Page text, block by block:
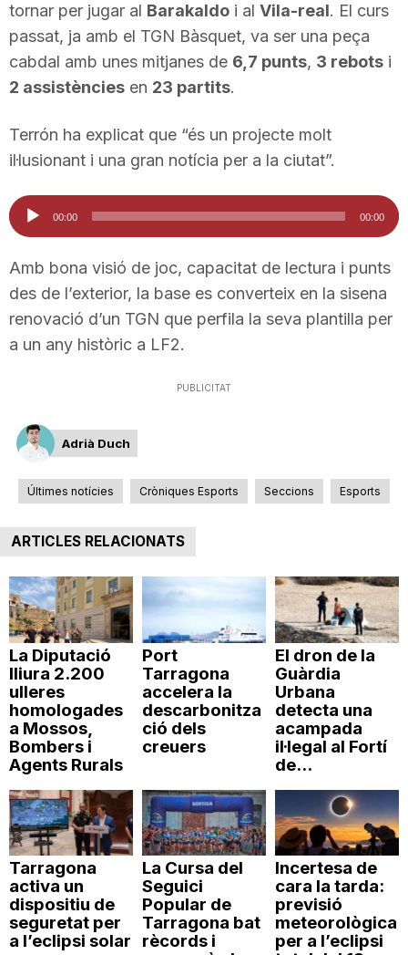
g
n
a
tornar per jugar al Barakaldo i al Vila-real. El curs
passat, ja amb el TGN Bàsquet, va ser una peça
cabdal amb unes mitjanes de 6,7 punts, 3 rebots i
2 assistències en 23 partits.
Terrón ha explicat que “és un projecte molt
il·lusionant i una gran notícia per a la ciutat”.
Reproductor
d'àudio
00:00 00:00
Amb bona visió de joc, capacitat de lectura i punts
des de l’exterior, la base es converteix en la sisena
renovació d’un TGN que perfila la seva plantilla per
a un any històric a LF2.
PUBLICITAT
Adrià Duch
Últimes notícies Cròniques Esports Seccions Esports
ARTICLES RELACIONATS
La Diputació
lliura 2.200
ulleres
homologades
a Mossos,
Bombers i
Agents Rurals
Port
Tarragona
accelera la
descarbonitza
ció dels
creuers
El dron de la
Guàrdia
Urbana
detecta una
acampada
il·legal al Fortí
de...
Tarragona
activa un
dispositiu de
seguretat per
a l’eclipsi solar
La Cursa del
Seguici
Popular de
Tarragona bat
rècords i
Incertesa de
cara la tarda:
previsió
meteorològica
per a l’eclipsi